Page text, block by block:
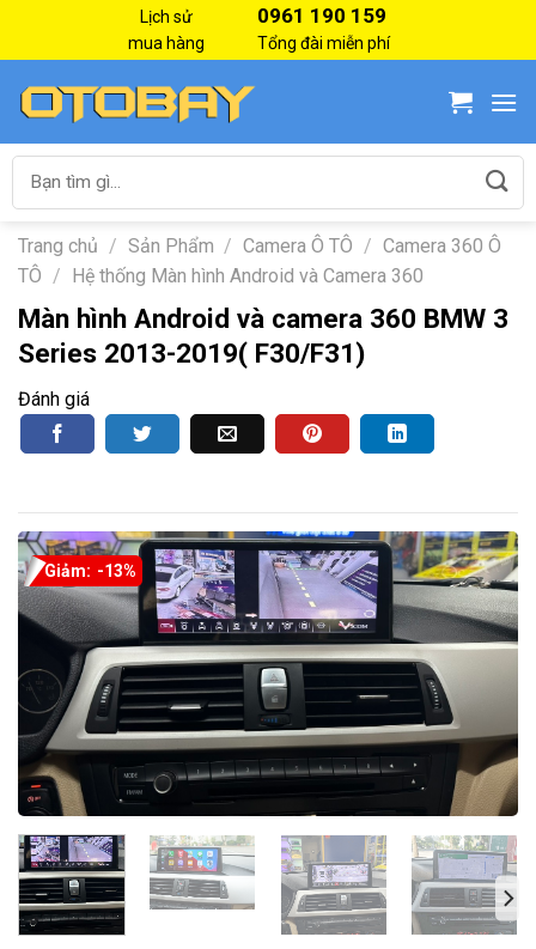
Lịch sử
mua hàng
0961 190 159
Tổng đài miễn phí
Tìm
Trang chủ / Sản Phẩm / Camera Ô TÔ / Camera 360 Ô
TÔ / Hệ thống Màn hình Android và Camera 360
Màn hình Android và camera 360 BMW 3
Series 2013-2019( F30/F31)
Đánh giá
-13%